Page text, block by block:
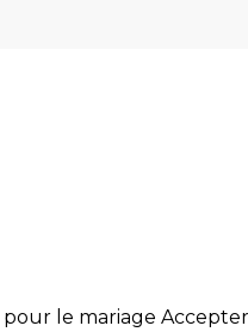
le mariage